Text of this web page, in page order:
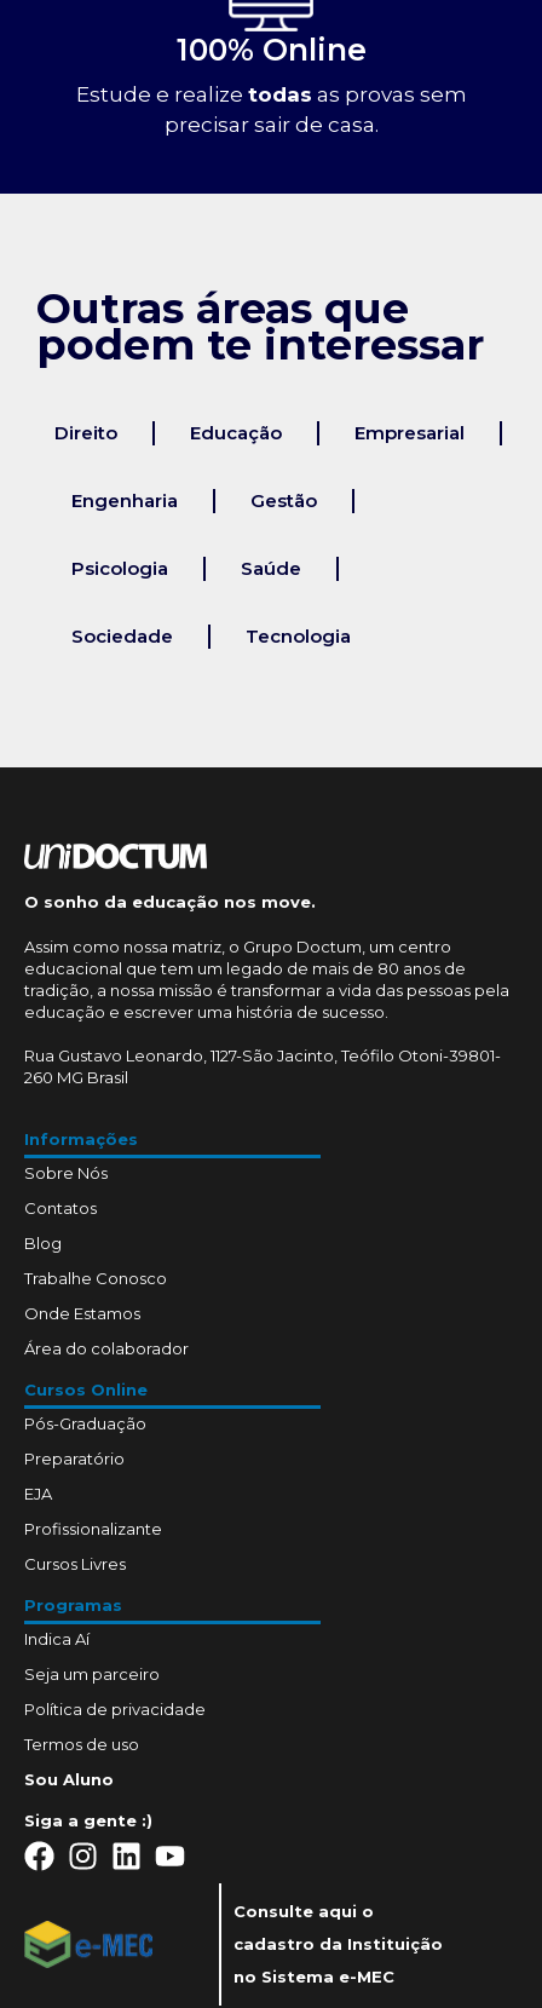
100% Online
Estude e realize todas as provas sem
precisar sair de casa.
Outras áreas que
podem te interessar
Direito Educação Empresarial
Engenharia Gestão
Psicologia Saúde
Sociedade Tecnologia
O sonho da educação nos move.
Assim como nossa matriz, o Grupo Doctum, um centro
educacional que tem um legado de mais de 80 anos de
tradição, a nossa missão é transformar a vida das pessoas pela
educação e escrever uma história de sucesso.
Rua Gustavo Leonardo, 1127-São Jacinto, Teófilo Otoni-39801-
260 MG Brasil
Informações
Sobre Nós
Contatos
Blog
Trabalhe Conosco
Onde Estamos
Área do colaborador
Cursos Online
Pós-Graduação
Preparatório
EJA
Profissionalizante
Cursos Livres
Programas
Indica Aí
Seja um parceiro
Política de privacidade
Termos de uso
Sou Aluno
Siga a gente :)
Consulte aqui o
cadastro da Instituição
no Sistema e-MEC